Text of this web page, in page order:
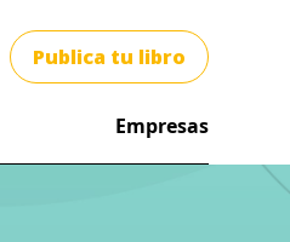
Publica tu libro
Empresas